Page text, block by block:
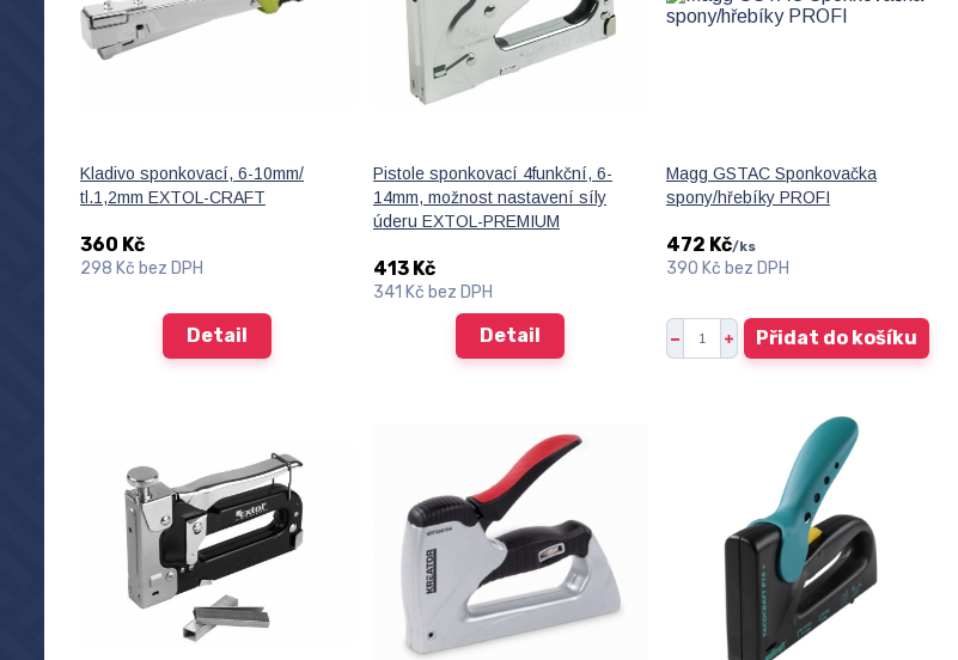
Kladivo sponkovací, 6-10mm/
tl.1,2mm EXTOL-CRAFT
360 Kč
298 Kč bez DPH
Detail
Pistole sponkovací 4funkční, 6-
14mm, možnost nastavení síly
úderu EXTOL-PREMIUM
413 Kč
341 Kč bez DPH
Detail
Magg GSTAC Sponkovačka
spony/hřebíky PROFI
472 Kč/ks
390 Kč bez DPH
Přidat do košíku